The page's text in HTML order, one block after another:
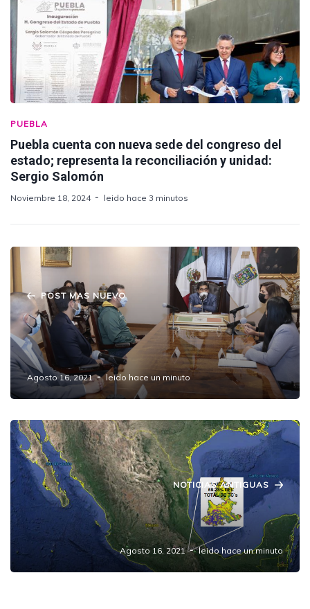
PUEBLA
Puebla cuenta con nueva sede del congreso del
estado; representa la reconciliación y unidad:
Sergio Salomón
Noviembre 18, 2024 leido hace 3 minutos
POST MAS NUEVO
Barbosa y Secretaría de Economía anuncian
inversión $400 millones de pesos de la
empresa JÜSTO.
Agosto 16, 2021 leido hace un minuto
NOTICIAS ANTIGUAS
Puebla primer lugar de tomas clandestinas
de gas LP a nivel nacional.
Agosto 16, 2021 leido hace un minuto